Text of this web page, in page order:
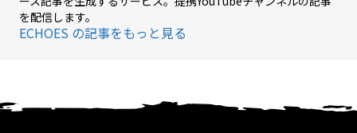
を配信します。
ECHOES の記事をもっと見る